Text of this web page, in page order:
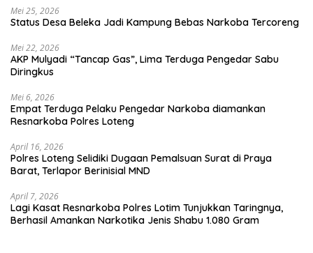
Mei 25, 2026
Status Desa Beleka Jadi ‎Kampung Bebas Narkoba Tercoreng
Mei 22, 2026
AKP Mulyadi “Tancap Gas”, Lima Terduga Pengedar Sabu
Diringkus
Mei 6, 2026
Empat Terduga Pelaku Pengedar Narkoba diamankan
Resnarkoba Polres Loteng
April 16, 2026
Polres Loteng Selidiki Dugaan Pemalsuan Surat di Praya
Barat, Terlapor Berinisial MND
April 7, 2026
Lagi Kasat Resnarkoba Polres Lotim Tunjukkan Taringnya,
Berhasil Amankan Narkotika Jenis Shabu 1.080 Gram